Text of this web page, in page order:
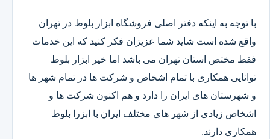
با توجه به اینکه دفتر اصلی فروشگاه ابزار بلوط در تهران
واقع شده است شاید شما عزیزان فکر کنید که این خدمات
فقط مختص استان تهران می باشد اما خیر ابزار بلوط
توانایی همکاری با تمام اشخاص و شرکت ها در تمام شهر ها
و شهرستان های ایران را دارد و هم اکنون شرکت ها و
اشخاص زیادی از شهر های مختلف ایران با ابزرا بلوط
همکاری دارند.